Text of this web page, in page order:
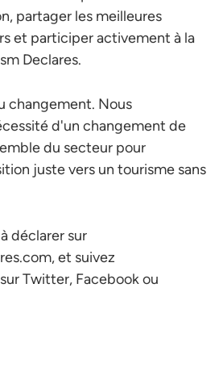
partager les meilleures
et participer activement à la
Declares.
changement. Nous
d'un changement de
du secteur pour
juste vers un tourisme sans
déclarer sur
et suivez
Twitter, Facebook ou